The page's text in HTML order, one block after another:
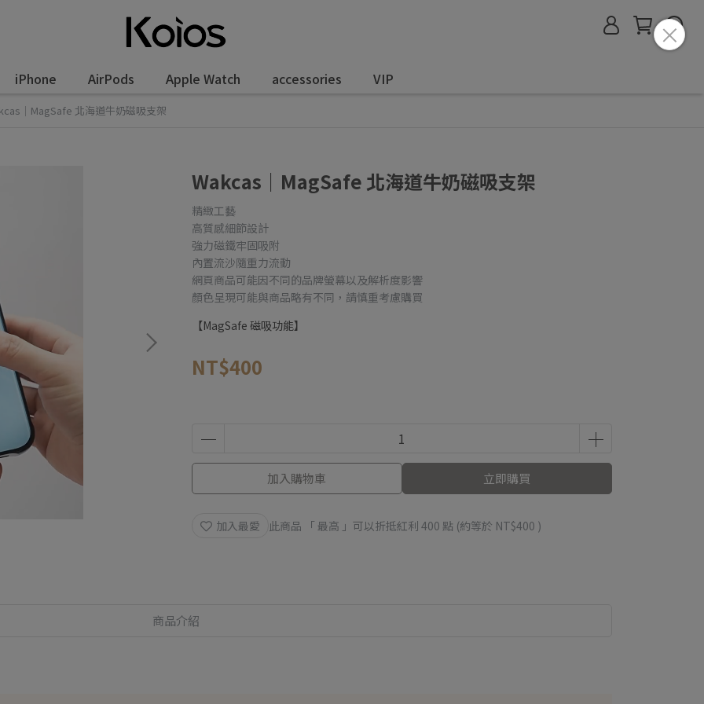
iPhone AirPods Apple Watch accessories VIP
｜MagSafe 北海道牛奶磁吸支架
Wakcas｜MagSafe 北海道牛奶磁吸支架
精緻工藝
高質感細節設計
強力磁鐵牢固吸附
內置流沙隨重力流動
網頁商品可能因不同的品牌螢幕以及解析度影響
顏色呈現可能與商品略有不同，請慎重考慮購買
【MagSafe 磁吸功能】
NT$400
加入購物車 立即購買
加入最愛 此商品 「 最高 」可以折抵紅利 400 點 (約等於 NT$400 )
商品介紹